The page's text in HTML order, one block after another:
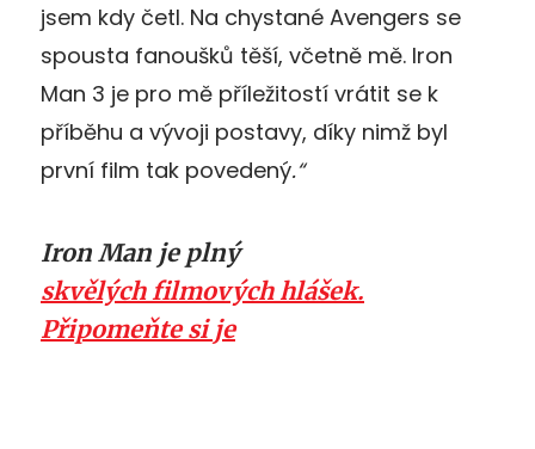
jsem kdy četl. Na chystané Avengers se
spousta fanoušků těší, včetně mě. Iron
Man 3 je pro mě příležitostí vrátit se k
příběhu a vývoji postavy, díky nimž byl
první film tak povedený.“
Iron Man je plný
skvělých filmových hlášek.
Připomeňte si je